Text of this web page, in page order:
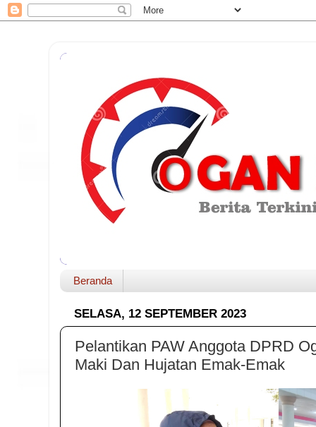
Beranda
SELASA, 12 SEPTEMBER 2023
Pelantikan PAW Anggota DPRD
Maki Dan Hujatan Emak-Emak